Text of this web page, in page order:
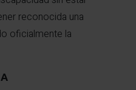
reconocida una
oficialmente la